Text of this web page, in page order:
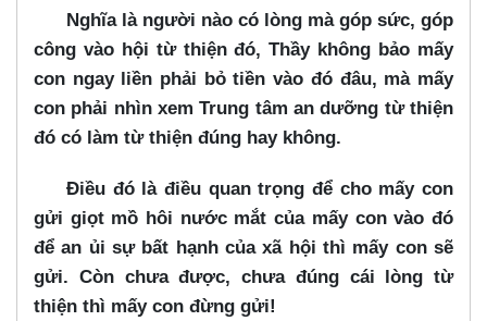
Nghĩa là người nào có lòng mà góp sức, góp
công vào hội từ thiện đó, Thầy không bảo mấy
con ngay liền phải bỏ tiền vào đó đâu, mà mấy
con phải nhìn xem Trung tâm an dưỡng từ thiện
đó có làm từ thiện đúng hay không.
Điều đó là điều quan trọng để cho mấy con
gửi giọt mồ hôi nước mắt của mấy con vào đó
để an ủi sự bất hạnh của xã hội thì mấy con sẽ
gửi. Còn chưa được, chưa đúng cái lòng từ
thiện thì mấy con đừng gửi!